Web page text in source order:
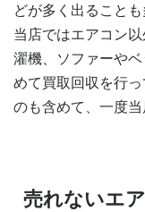
どが多く出ることも
当店ではエアコン
濯機、ソファーや
めて買取回収を行
のも含めて、一度当
売れないエ